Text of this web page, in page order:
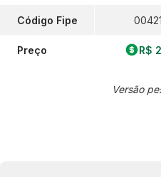
Código Fipe
Preço R$
Versão